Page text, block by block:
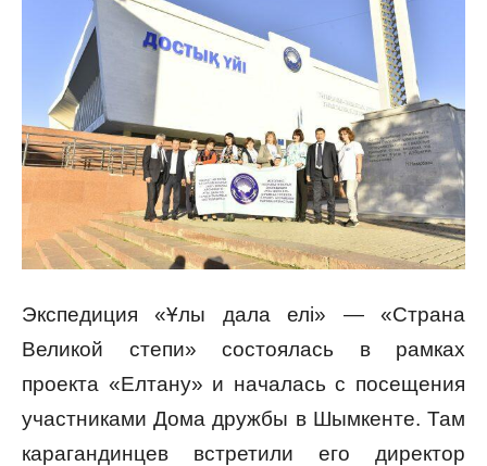
Экспедиция «Ұлы дала елі» — «Страна
Великой степи» состоялась в рамках
проекта «Елтану» и началась с посещения
участниками Дома дружбы в Шымкенте. Там
карагандинцев встретили его директор